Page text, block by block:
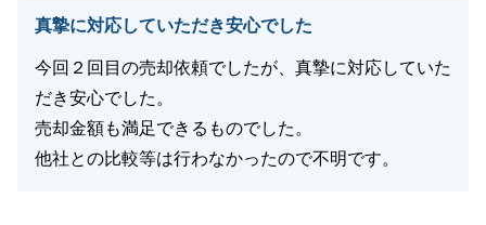
真摯に対応していただき安心でした
今回２回目の売却依頼でしたが、真摯に対応していた
だき安心でした。
売却金額も満足できるものでした。
他社との比較等は行わなかったので不明です。